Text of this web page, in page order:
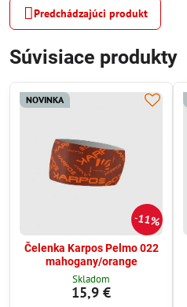
Predchádzajúci produkt
Súvisiace produkty
11%
NOVINKA
Čelenka Karpos Pelmo 022
mahogany/orange
Skladom
15,9 €